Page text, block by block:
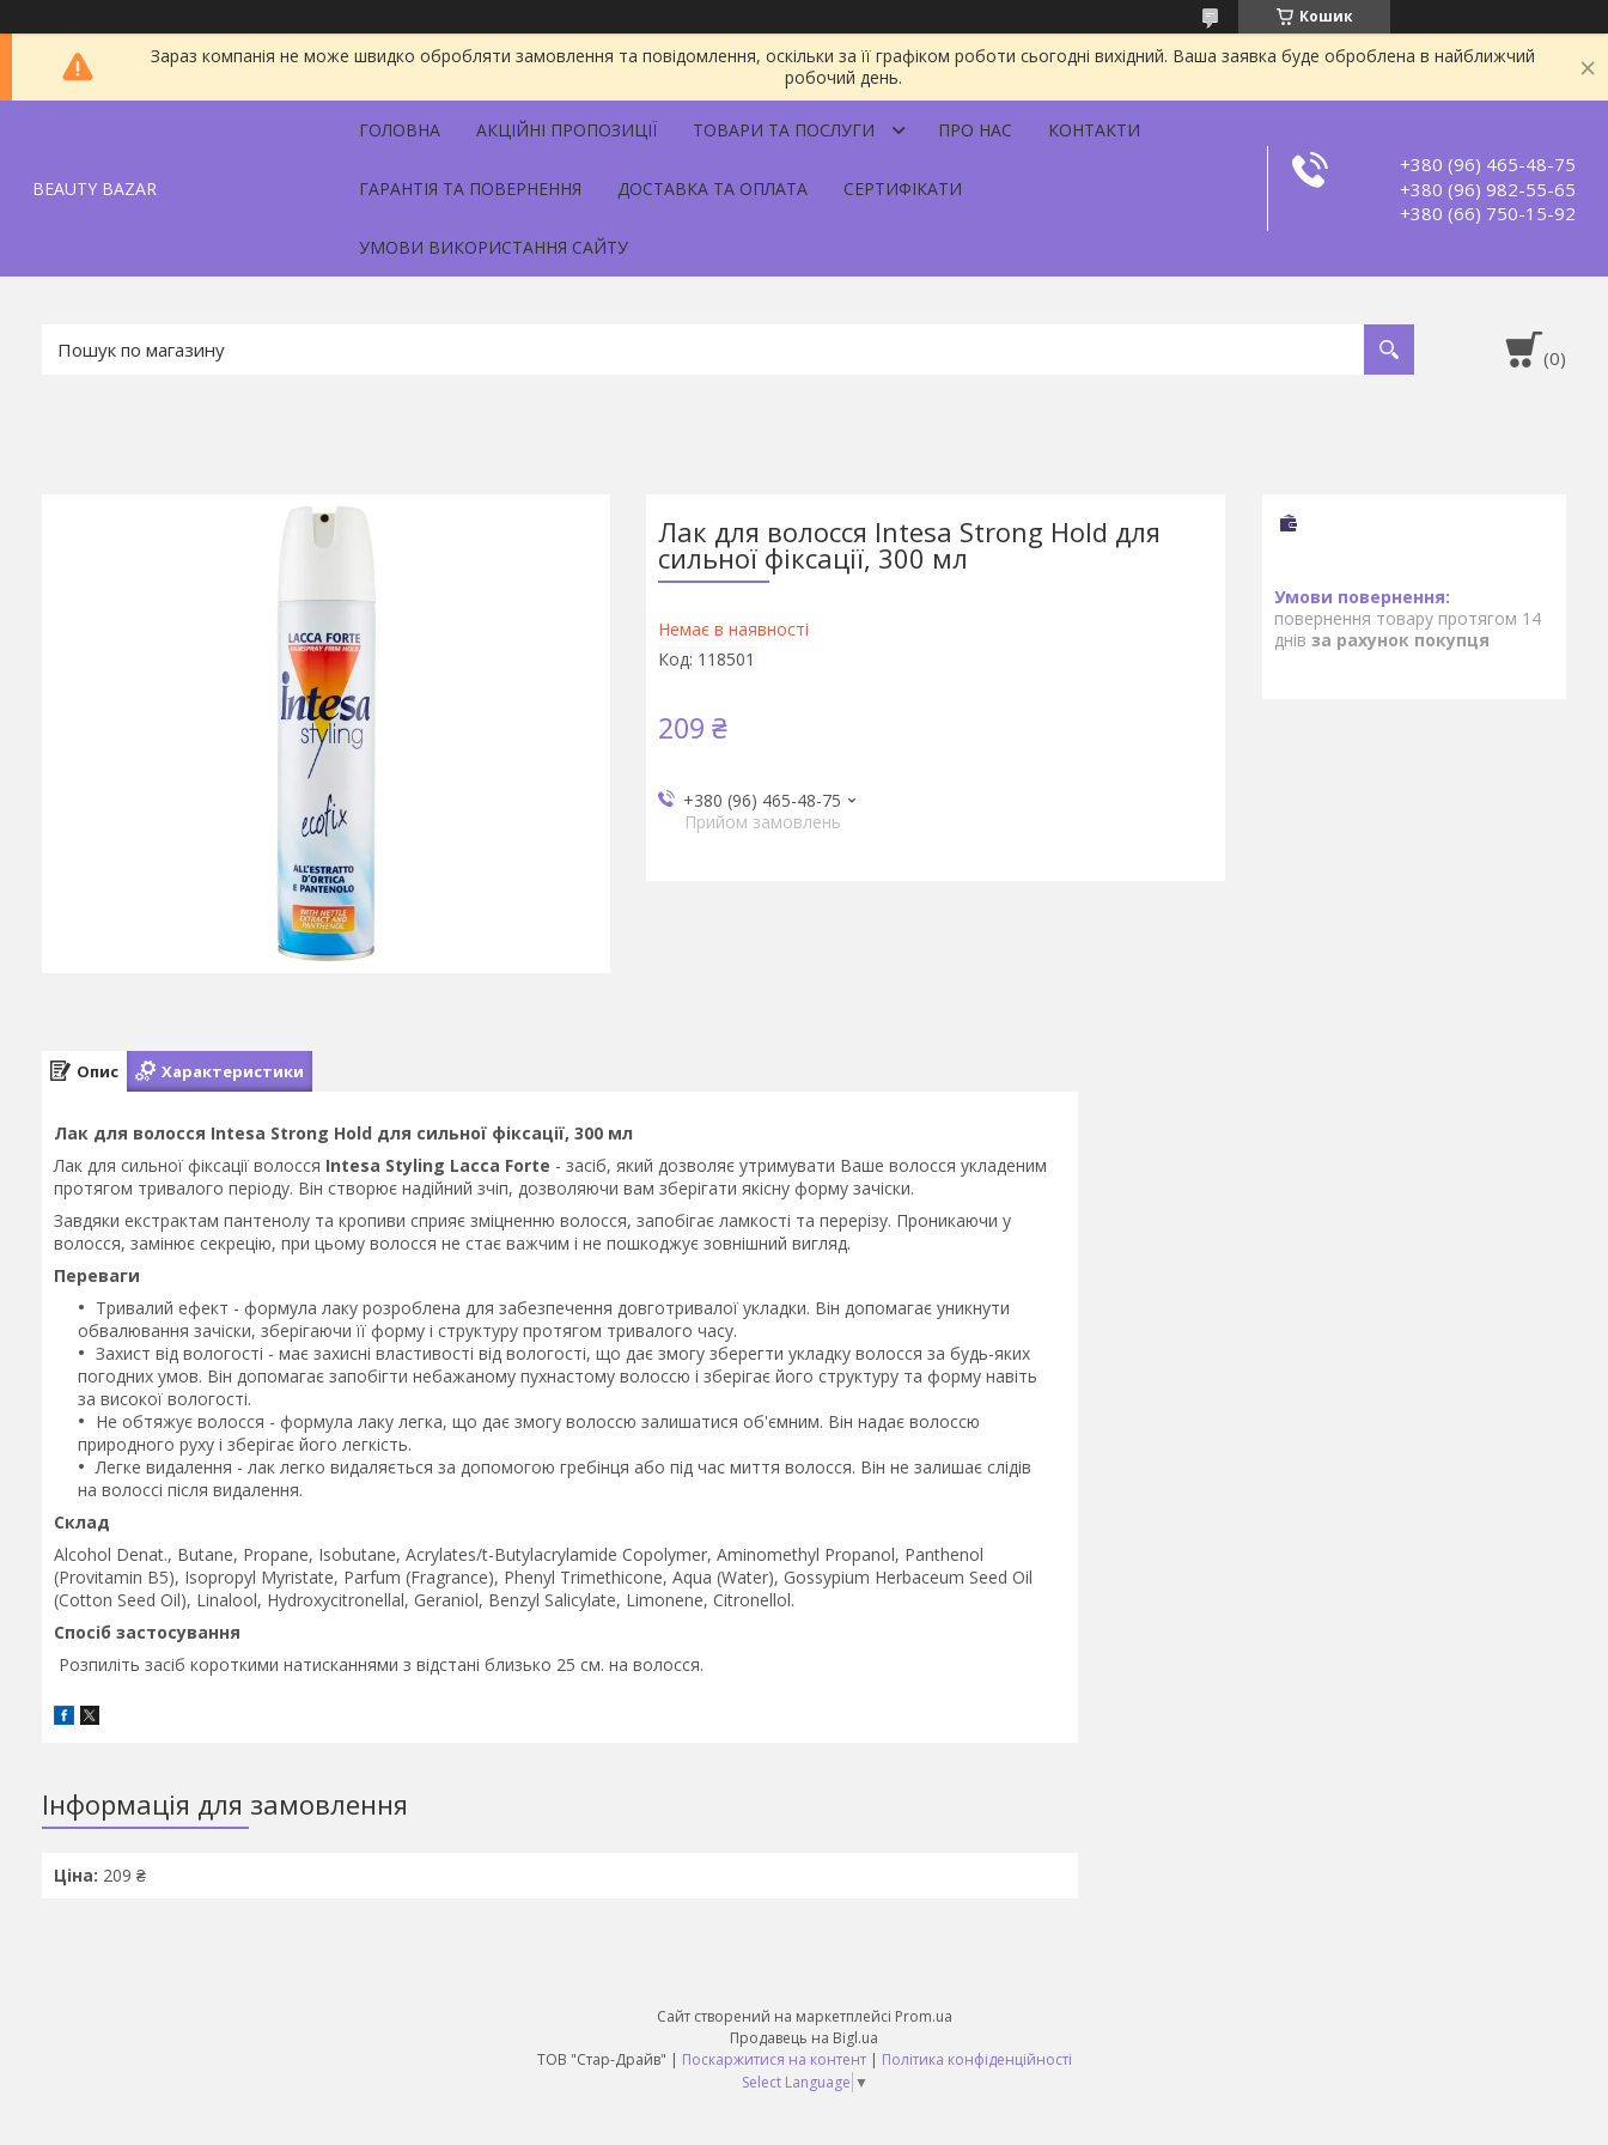
Кошик
Зараз компанія не може швидко обробляти замовлення та повідомлення, оскільки за її графіком роботи сьогодні вихідний. Ваша заявка буде оброблена в найближчий
робочий день.
BEAUTY BAZAR
ГОЛОВНА АКЦІЙНІ ПРОПОЗИЦІЇ ТОВАРИ ТА ПОСЛУГИ ПРО НАС КОНТАКТИ
ГАРАНТІЯ ТА ПОВЕРНЕННЯ ДОСТАВКА ТА ОПЛАТА СЕРТИФІКАТИ
УМОВИ ВИКОРИСТАННЯ САЙТУ
+380 (96) 465-48-75
+380 (96) 982-55-65
+380 (66) 750-15-92
Лак для волосся Intesa Strong Hold для
сильної фіксації, 300 мл
Немає в наявності
Код: 118501
209 ₴
+380 (96) 465-48-75
Прийом замовлень
повернення товару протягом 14
днів за рахунок покупця
Опис Характеристики
Лак для волосся Intesa Strong Hold для сильної фіксації, 300 мл
Лак для сильної фіксації волосся Intesa Styling Lacca Forte - засіб, який дозволяє утримувати Ваше волосся укладеним
протягом тривалого періоду. Він створює надійний зчіп, дозволяючи вам зберігати якісну форму зачіски.
Завдяки екстрактам пантенолу та кропиви сприяє зміцненню волосся, запобігає ламкості та перерізу. Проникаючи у
волосся, замінює секрецію, при цьому волосся не стає важчим і не пошкоджує зовнішний вигляд.
Переваги
Тривалий ефект - формула лаку розроблена для забезпечення довготривалої укладки. Він допомагає уникнути
обвалювання зачіски, зберігаючи її форму і структуру протягом тривалого часу.
Захист від вологості - має захисні властивості від вологості, що дає змогу зберегти укладку волосся за будь-яких
погодних умов. Він допомагає запобігти небажаному пухнастому волоссю і зберігає його структуру та форму навіть
за високої вологості.
Не обтяжує волосся - формула лаку легка, що дає змогу волоссю залишатися об'ємним. Він надає волоссю
природного руху і зберігає його легкість.
Легке видалення - лак легко видаляється за допомогою гребінця або під час миття волосся. Він не залишає слідів
на волоссі після видалення.
Склад
Alcohol Denat., Butane, Propane, Isobutane, Acrylates/t-Butylacrylamide Copolymer, Aminomethyl Propanol, Panthenol
(Provitamin B5), Isopropyl Myristate, Parfum (Fragrance), Phenyl Trimethicone, Aqua (Water), Gossypium Herbaceum Seed Oil
(Cotton Seed Oil), Linalool, Hydroxycitronellal, Geraniol, Benzyl Salicylate, Limonene, Citronellol.
Спосіб застосування
Розпиліть засіб короткими натисканнями з відстані близько 25 см. на волосся.
Інформація для замовлення
Ціна: 209 ₴
Сайт створений на маркетплейсі Prom.ua
Продавець на Bigl.ua
ТОВ "Стар-Драйв" | Поскаржитися на контент | Політика конфіденційності
Select Language ▼